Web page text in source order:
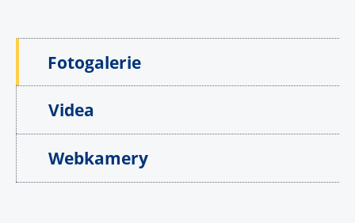
Fotogalerie
Videa
Webkamery